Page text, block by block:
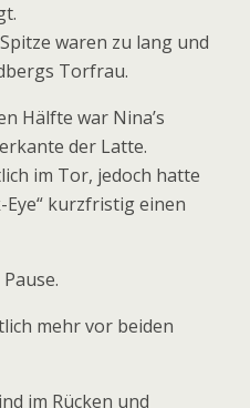
waren zu lang und
Torfrau.
Hälfte war Nina’s
der Latte.
im Tor, jedoch hatte
kurzfristig einen
mehr vor beiden
im Rücken und